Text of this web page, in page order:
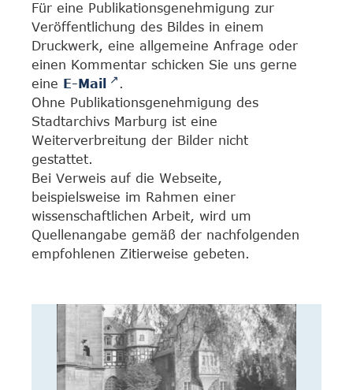
Für eine Publikationsgenehmigung zur
Veröffentlichung des Bildes in einem
Druckwerk, eine allgemeine Anfrage oder
einen Kommentar schicken Sie uns gerne
eine E-Mail
.
Ohne Publikationsgenehmigung des
Stadtarchivs Marburg ist eine
Weiterverbreitung der Bilder nicht
gestattet.
Bei Verweis auf die Webseite,
beispielsweise im Rahmen einer
wissenschaftlichen Arbeit, wird um
Quellenangabe gemäß der nachfolgenden
empfohlenen Zitierweise gebeten.